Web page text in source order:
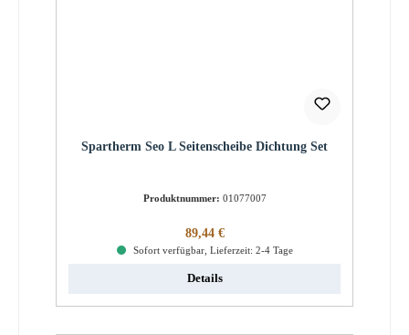
Spartherm Seo L Seitenscheibe Dichtung Set
Produktnummer: 01077007
Regulärer Preis:
89,44 €
Sofort verfügbar, Lieferzeit: 2-4 Tage
Details